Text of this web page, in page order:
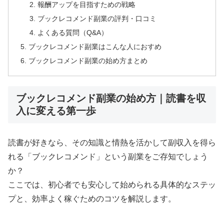
報酬アップを目指すための戦略
ブックレコメンド副業の評判・口コミ
よくある質問（Q&A）
ブックレコメンド副業はこんな人におすめ
ブックレコメンド副業の始め方まとめ
ブックレコメンド副業の始め方｜読書を収
入に変える第一歩
読書が好きなら、その知識と情熱を活かして副収入を得ら
れる「ブックレコメンド」という副業をご存知でしょう
か？
ここでは、初心者でも安心して始められる具体的なステッ
プと、効率よく稼ぐためのコツを解説します。